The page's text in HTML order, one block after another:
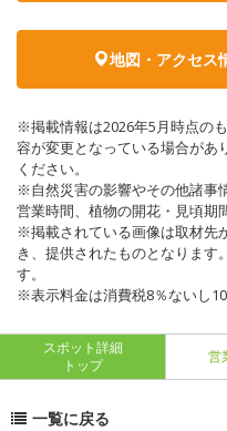
地図・アクセス
※掲載情報は2026年5月時点の
容が変更となっている場合があ
ください。
※自然災害の影響やその他諸事
営業時間、植物の開花・見頃期
※掲載されている画像は取材先
き、提供されたものとなります
す。
※表示料金は消費税8％ないし10
スポット詳細
トップ
営
一覧に戻る